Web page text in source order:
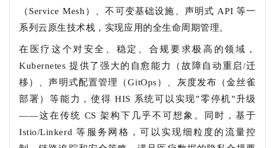
（Service Mesh）、不可变基础设施、声明式 API 等一
系列云原生技术栈，实现应用的全生命周期管理。
在医疗这个对安全、稳定、合规要求极高的领域，
Kubernetes 提供了强大的自愈能力（故障自动重启/迁
移）、声明式配置管理（GitOps）、灰度发布（金丝雀
部署）等能力，使得 HIS 系统可以实现"零停机"升级
——这在传统 CS 架构下几乎不可想象。同时，基于
Istio/Linkerd 等服务网格，可以实现细粒度的流量控